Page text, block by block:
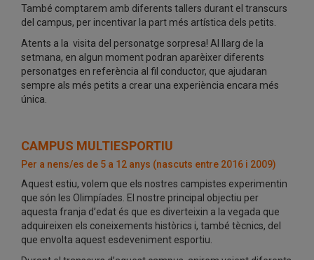
També comptarem amb diferents tallers durant el transcurs
del campus, per incentivar la part més artística dels petits.
Atents a la visita del personatge sorpresa! Al llarg de la
setmana, en algun moment podran aparèixer diferents
personatges en referència al fil conductor, que ajudaran
sempre als més petits a crear una experiència encara més
única.
CAMPUS MULTIESPORTIU
Per a nens/es de 5 a 12 anys (nascuts entre 2016 i 2009)
Aquest estiu, volem que els nostres campistes experimentin
que són les Olimpíades. El nostre principal objectiu per
aquesta franja d’edat és que es diverteixin a la vegada que
adquireixen els coneixements històrics i, també tècnics, del
que envolta aquest esdeveniment esportiu.